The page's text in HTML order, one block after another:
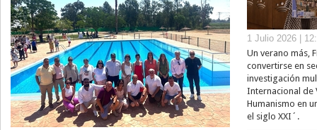
1 Julio 2026 |
Un verano más,
convertirse en
investigación
Internacional de
Humanismo en
el siglo XXI´.